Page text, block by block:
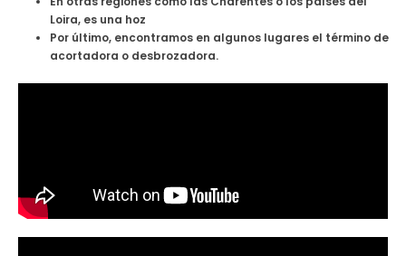
Loira, es una hoz
Por último, encontramos en algunos lugares el término de
acortadora o desbrozadora.